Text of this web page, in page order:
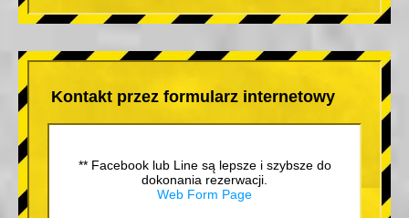
Kontakt przez formularz internetowy
** Facebook lub Line są lepsze i szybsze do
dokonania rezerwacji.
Web Form Page